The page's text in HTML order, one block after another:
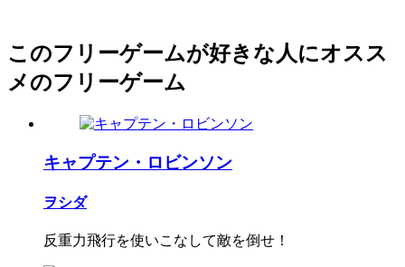
このフリーゲームが好きな人にオスス
メのフリーゲーム
キャプテン・ロビンソン
ヲシダ
反重力飛行を使いこなして敵を倒せ！